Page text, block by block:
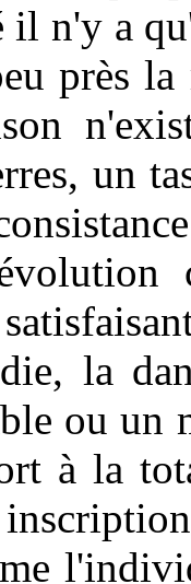
il n'y a
près la
un
la
ou un
à la